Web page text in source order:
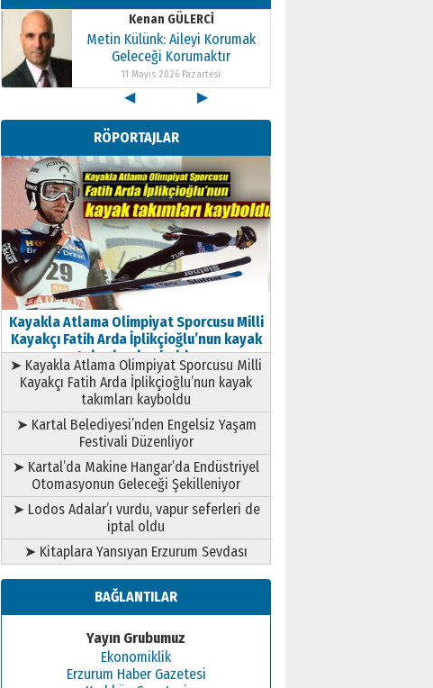
Kenan GÜLERCİ
Metin Külünk: Aileyi Korumak
Geleceği Korumaktır
11 Mayıs 2026 Pazartesi
Kenan GÜLERCİ
Metin Külünk: Aileyi Korumak
Geleceği Korumaktır
11 Mayıs 2026 Pazartesi
◀ ▶
RÖPORTAJLAR
Kayakla Atlama Olimpiyat Sporcusu Milli
Kayakçı Fatih Arda İplikçioğlu’nun kayak
takımları kayboldu
➤ Kayakla Atlama Olimpiyat Sporcusu Milli
Kayakçı Fatih Arda İplikçioğlu’nun kayak
takımları kayboldu
➤ Kartal Belediyesi’nden Engelsiz Yaşam
Festivali Düzenliyor
➤ Kartal’da Makine Hangar’da Endüstriyel
Otomasyonun Geleceği Şekilleniyor
➤ Lodos Adalar’ı vurdu, vapur seferleri de
iptal oldu
➤ Kitaplara Yansıyan Erzurum Sevdası
BAĞLANTILAR
Yayın Grubumuz
Ekonomiklik
Erzurum Haber Gazetesi